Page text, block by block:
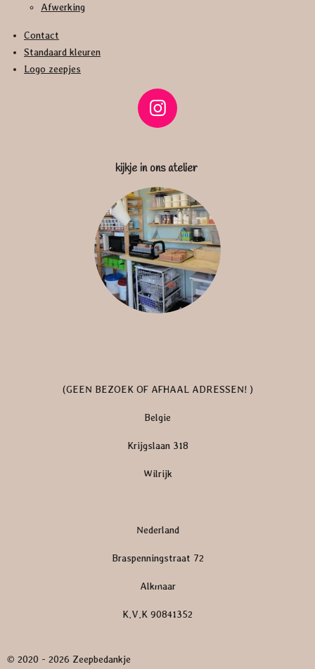
Afwerking
Contact
Standaard kleuren
Logo zeepjes
I
t
a
g
r
a
m
kijkje in ons atelier
(GEEN BEZOEK OF AFHAAL ADRESSEN! )
Belgie
Krijgslaan 318
Wilrijk
Nederland
Braspenningstraat 72
Alkmaar
K.V.K 90841352
© 2020 - 2026 Zeepbedankje